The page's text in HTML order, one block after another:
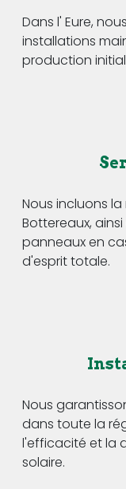
Dans l' Eure,
installations
production
Nous incluons
Bottereaux,
panneaux en
d'esprit totale.
Nous
dans toute la
l'efficacité et la
solaire.